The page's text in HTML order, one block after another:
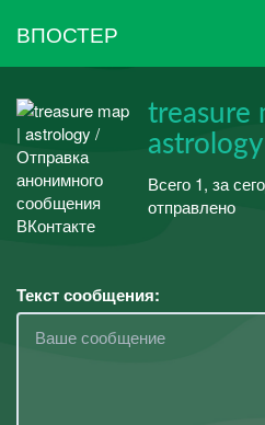
ВПОСТЕР
treasure
astrology
Всего 1, за
отправлено
Текст сообщения: